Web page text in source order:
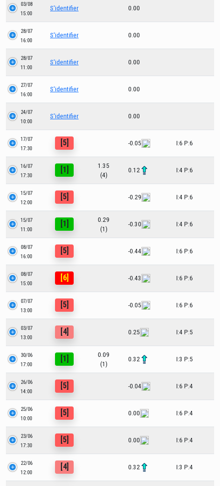
03/08
15:00
S'identifier 0.00
28/07
16:00
S'identifier 0.00
28/07
11:00
S'identifier 0.00
27/07
16:00
S'identifier 0.00
24/07
10:00
S'identifier 0.00
17/07
17:30
[5] -0.05 I:6 P:6
16/07
17:30
[1]
1.35
(4)
0.12 I:4 P:6
15/07
12:00
[5] -0.29 I:4 P:6
15/07
11:00
[1]
0.29
(1)
-0.30 I:4 P:6
08/07
16:00
[5] -0.44 I:6 P:6
08/07
15:00
[6] -0.43 I:6 P:6
07/07
13:00
[5] -0.05 I:6 P:6
03/07
13:00
[4] 0.25 I:4 P:5
30/06
17:00
[1]
0.09
(1)
0.32 I:3 P:5
26/06
14:00
[5] -0.04 I:6 P:4
25/06
10:00
[5] 0.00 I:6 P:4
23/06
17:30
[5] 0.00 I:6 P:4
22/06
12:00
[4] 0.32 I:3 P:4